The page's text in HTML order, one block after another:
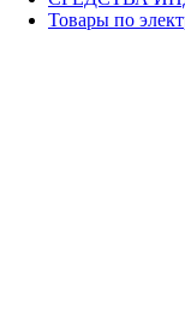
Товары по